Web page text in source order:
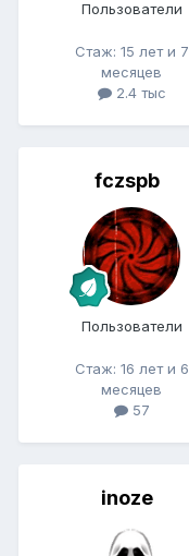
Пользователи
Стаж: 15 лет и 7
месяцев
2.4 тыс
fczspb
Пользователи
Стаж: 16 лет и 6
месяцев
57
inoze